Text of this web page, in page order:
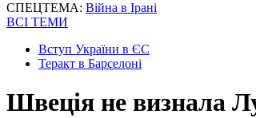
СПЕЦТЕМА: Війна в Ірані
ВСІ ТЕМИ
Вступ України в ЄС
Теракт в Барселоні
Швеція не визнала